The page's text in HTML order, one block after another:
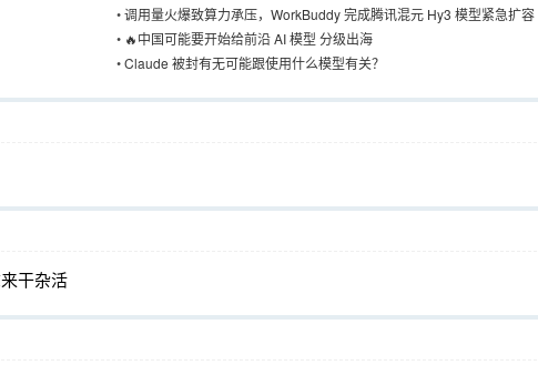
•调用量火爆致算力承压，WorkBuddy 完成腾讯混元 Hy3 模型紧急扩容
• 🔥中国可能要开始给前沿 AI 模型 分级出海
•Claude 被封有无可能跟使用什么模型有关？
干杂活